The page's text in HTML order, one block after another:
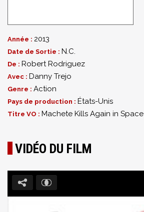
Année : 2013
Date de Sortie : N.C.
De : Robert Rodriguez
Avec : Danny Trejo
Genre : Action
Pays de production : États-Unis
Titre VO : Machete Kills Again in Space
VIDÉO DU FILM